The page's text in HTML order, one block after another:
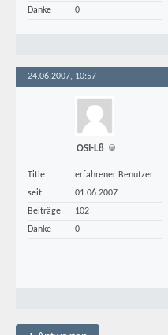
Danke
0
24.06.2007, 10:57
OSI-L8
Title
erfahrener Benutzer
seit
01.06.2007
Beiträge
102
Danke
0